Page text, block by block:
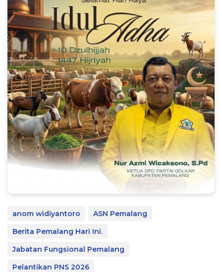
anom widiyantoro
ASN Pemalang
Berita Pemalang Hari Ini.
Jabatan Fungsional Pemalang
Pelantikan PNS 2026